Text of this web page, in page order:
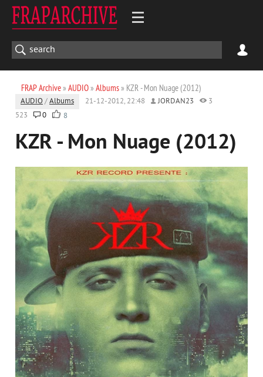
FRAP Archive» AUDIO» Albums» KZR - Mon Nuage (2012)
AUDIO /Albums 21-12-2012, 22:48 JORDAN23
3
523
0 8
KZR - Mon Nuage (2012)